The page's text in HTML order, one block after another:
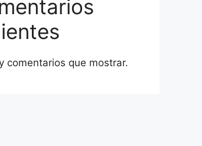
comentarios que mostrar.